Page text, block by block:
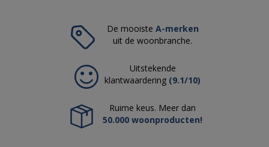
De mooiste A-merken
uit de woonbranche.
Uitstekende
klantwaardering (9.1/10)
Ruime keus. Meer dan
50.000 woonproducten!